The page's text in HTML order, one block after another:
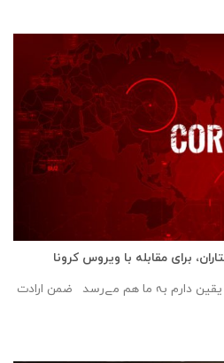
برای مقابله با ویروس کرونا
دارم بہ ما هم مےرسد ضمن ارادت